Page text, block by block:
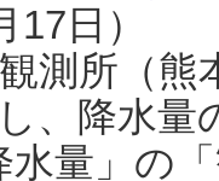
日）
測所（熊
、降水
水量」の